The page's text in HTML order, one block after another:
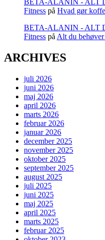
BETA-ALANIN - ALT
Fitness på Hvad gør
BETA-ALANIN - ALT
Fitness på Alt du
ARCHIVES
juli 2026
juni 2026
maj 2026
april 2026
marts 2026
februar 2026
januar 2026
december 2025
november 2025
oktober 2025
september 2025
august 2025
juli 2025
juni 2025
maj 2025
april 2025
marts 2025
februar 2025